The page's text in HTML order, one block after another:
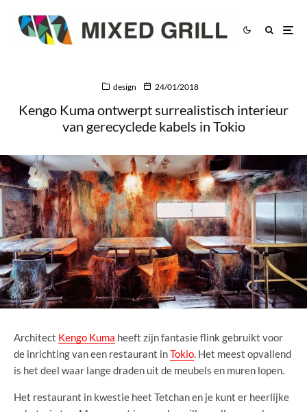
design 24/01/2018
Kengo Kuma ontwerpt surrealistisch interieur
van gerecyclede kabels in Tokio
Architect Kengo Kuma heeft zijn fantasie flink gebruikt voor
de inrichting van een restaurant inTokio. Het meest opvallend
is het deel waar lange draden uit de meubels en muren lopen.
Het restaurant in kwestie heet Tetchan en je kunt er heerlijke